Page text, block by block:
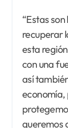
“Estas
recuperar
esta
con una
así
economía,
queremos